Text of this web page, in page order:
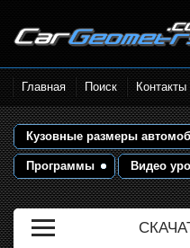
Размеры кузова
Контрольные точки и
размеры. Геометрия
Главная Поиск Контакты
Кузовные размеры
Программы Видео